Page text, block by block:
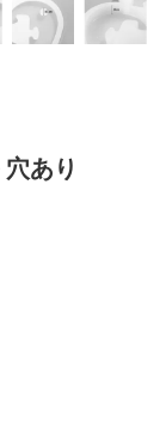
あり